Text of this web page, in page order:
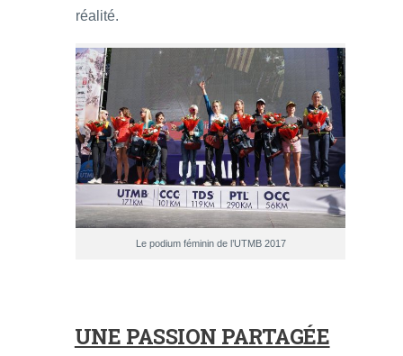
réalité.
Le podium féminin de l’UTMB 2017
UNE PASSION PARTAGÉE